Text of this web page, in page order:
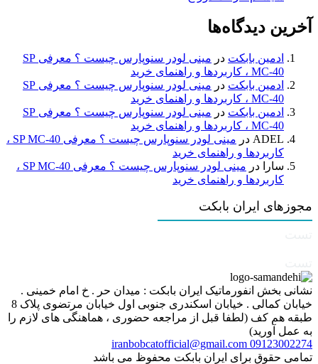
آخرین دیدگاه‌ها
ادمین بابکت در
مینی لودر سنوپارس چیست ؟ معرفی SP
MC-40 ، کاربردها و راهنمای خرید
ادمین بابکت در
مینی لودر سنوپارس چیست ؟ معرفی SP
MC-40 ، کاربردها و راهنمای خرید
ادمین بابکت در
مینی لودر سنوپارس چیست ؟ معرفی SP
MC-40 ، کاربردها و راهنمای خرید
ADEL در
مینی لودر سنوپارس چیست ؟ معرفی SP MC-40 ،
کاربردها و راهنمای خرید
سارا
در
مینی لودر سنوپارس چیست ؟ معرفی SP MC-40 ،
کاربردها و راهنمای خرید
مجوزهای ایران بابکت
نشانی بخش انفورماتیک ایران بابکت : میدان حر . خ امام خمینی .
خیابان کمالی . خیابان اسکندری جنوبی اول خیابان مرتضوی پلاک 8
طبقه هم کف (لطفا قبل از مراجعه حضوری ، هماهنگی های لازم را
به عمل آورید)
09123002274
iranbobcatofficial@gmail.com
تمامی حقوق برای ایران بابکت محفوظ می باشد